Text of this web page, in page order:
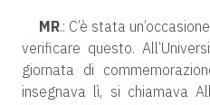
MR.: C’è stata
verificare questo.
giornata di
insegnava lì, si chiamava